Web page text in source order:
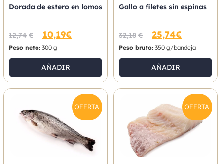
Dorada de estero en lomos
12,74 € 10,19€
Peso neto: 300 g
AÑADIR
Gallo a filetes sin espinas
32,18 € 25,74€
Peso bruto: 350 g/bandeja
AÑADIR
OFERTA OFERTA